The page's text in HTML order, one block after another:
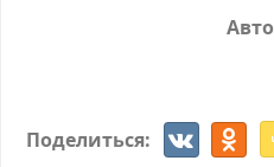
Поделиться: